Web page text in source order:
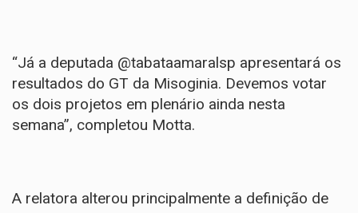
“Já a deputada @tabataamaralsp apresentará os
resultados do GT da Misoginia. Devemos votar
os dois projetos em plenário ainda nesta
semana”, completou Motta.
A relatora alterou principalmente a definição de